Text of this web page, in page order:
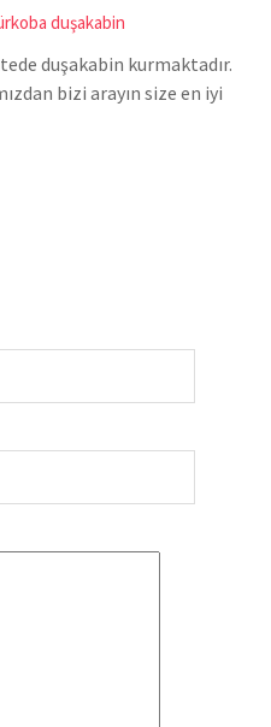
duşakabin
duşakabin kurmaktadır.
bizi arayın size en iyi